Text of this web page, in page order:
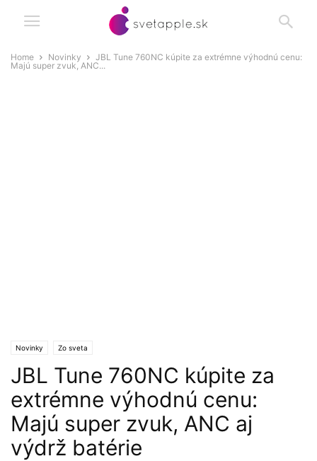
Home Novinky
JBL Tune 760NC kúpite za extrémne výhodnú cenu:
Majú super zvuk, ANC...
Novinky Zo sveta
JBL Tune 760NC kúpite za
extrémne výhodnú cenu:
Majú super zvuk, ANC aj
výdrž batérie